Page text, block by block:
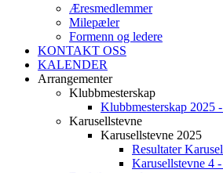
Æresmedlemmer
Milepæler
Formenn og ledere
KONTAKT OSS
KALENDER
Arrangementer
Klubbmesterskap
Klubbmesterskap 2025
Karusellstevne
Karusellstevne 2025
Resultater
Karusellstevne 4